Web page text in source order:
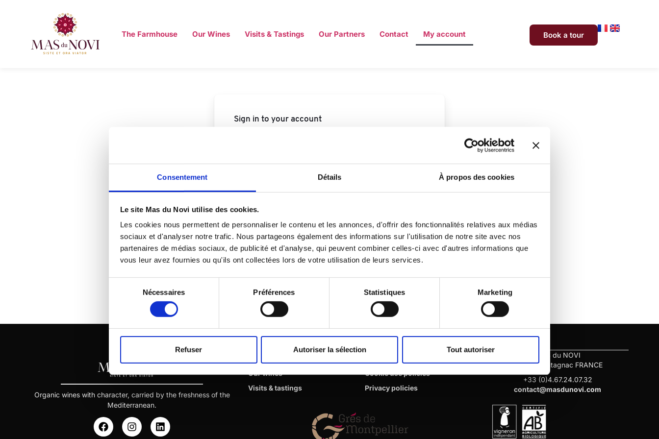
Consentement Détails À propos des cookies
Le site Mas du Novi utilise des cookies.
Les cookies nous permettent de personnaliser le contenu et les annonces, d'offrir des fonctionnalités relatives aux médias
sociaux et d'analyser notre trafic. Nous partageons également des informations sur l'utilisation de notre site avec nos
partenaires de médias sociaux, de publicité et d'analyse, qui peuvent combiner celles-ci avec d'autres informations que
vous leur avez fournies ou qu'ils ont collectées lors de votre utilisation de leurs services.
consentement
Nécessaires Préférences Statistiques Marketing
Refuser Autoriser la sélection Tout autoriser
The Farmhouse Our Wines Visits & Tastings Our Partners Contact My account Book a tour
Sign in to your account
OR
Continue with Facebook
Organic wines with character, carried by the freshness of the
Mediterranean.
Our wines
Visits & tastings
Cookie use policies
Privacy policies
Contact us
MAS du NOVI
34530 Montagnac FRANCE
+33 (0)4.67.24.07.32
contact@masdunovi.com